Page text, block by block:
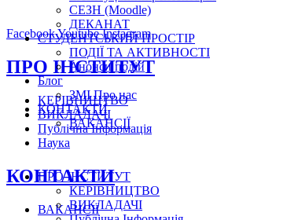
СЕЗН (Moodle)
ДЕКАНАТ
СТУДЕНТСЬКИЙ ПРОСТІР
ПОДІЇ ТА АКТИВНОСТІ
Анонси подій
Блог
ЗМІ Про нас
КОНТАКТИ
ВАКАНСІЇ
ПРО ІНСТИТУТ
КЕРІВНИЦТВО
ВИКЛАДАЧІ
edu@ipp.edu.ua
FacebookYoutube Instagram
ПРО ІНСТИТУТ
КЕРІВНИЦТВО
ВИКЛАДАЧІ
Публічна Інформація
Наука
КОНТАКТИ
ВАКАНСІЇ